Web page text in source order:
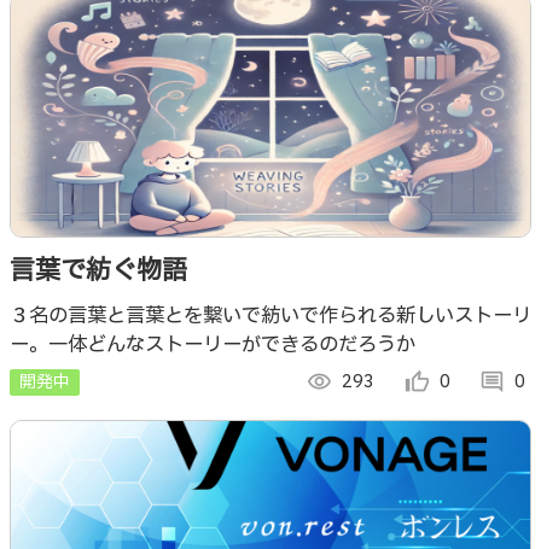
言葉で紡ぐ物語
３名の言葉と言葉とを繋いで紡いで作られる新しいストーリ
ー。一体どんなストーリーができるのだろうか
開発中 visibility 293 thumb_up_alt 0 comment 0